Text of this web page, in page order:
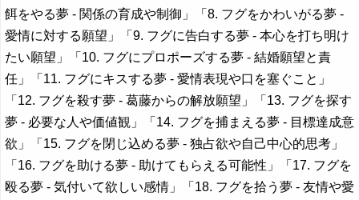
餌をやる夢 - 関係の育成や制御」「8. フグをかわいがる夢 -
愛情に対する願望」「9. フグに告白する夢 - 本心を打ち明け
たい願望」「10. フグにプロポーズする夢 - 結婚願望と責
任」「11. フグにキスする夢 - 愛情表現や口を塞ぐこと」
「12. フグを殺す夢 - 葛藤からの解放願望」「13. フグを探す
夢 - 必要な人や価値観」「14. フグを捕まえる夢 - 目標達成意
欲」「15. フグを閉じ込める夢 - 独占欲や自己中心的思考」
「16. フグを助ける夢 - 助けてもらえる可能性」「17. フグを
殴る夢 - 気付いて欲しい感情」「18. フグを拾う夢 - 友情や愛